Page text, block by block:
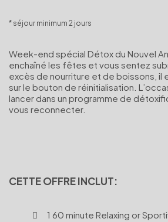
séjour minimum 2 jours
Week-end spécial Détox du Nouvel
enchaîné les fêtes et vous sentez
excès de nourriture et de boissons, il
sur le bouton de réinitialisation.
lancer dans un programme de
vous reconnecter.
CETTE OFFRE INCLUT:
1 60 minute Relaxing or